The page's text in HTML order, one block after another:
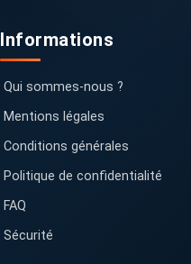
Informations
Qui sommes-nous ?
Mentions légales
Conditions générales
Politique de confidentialité
FAQ
Sécurité